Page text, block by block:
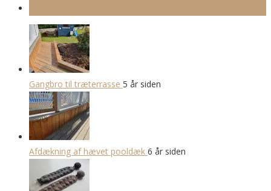
Gangbro til træterrasse 5 år siden
Afdækning af hævet pooldæk 6 år siden